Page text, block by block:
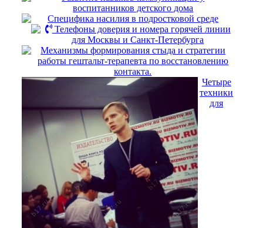
воспитанников детского дома
Специфика насилия в подростковой среде
Телефоны доверия и номера горячей линии
для Москвы и Санкт-Петербурга
Механизмы формирования стыда и стратегии
работы гештальт-терапевта по восстановлению
контакта.
Четыре
техники
для